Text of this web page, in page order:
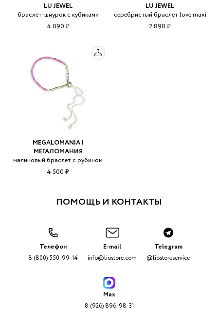
LU JEWEL
браслет-шнурок с кубиками
4 090 ₽
LU JEWEL
серебристый браслет love maxi
2 890 ₽
MEGALOMANIA |
МЕГАЛОМАНИЯ
малиновый браслет с рубином
4 500 ₽
ПОМОЩЬ И КОНТАКТЫ
Телефон
8 (800) 550-99-14
E-mail
info@liostore.com
Telegram
@liostoreservice
Max
8 (926) 896-98-31